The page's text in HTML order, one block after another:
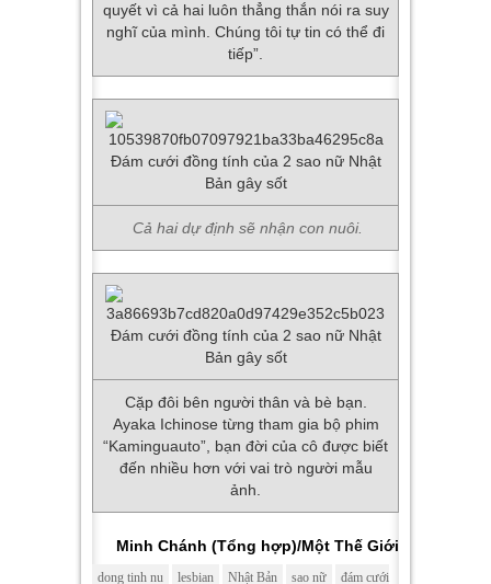
quyết vì cả hai luôn thẳng thắn nói ra suy
nghĩ của mình. Chúng tôi tự tin có thể đi
tiếp”.
Cả hai dự định sẽ nhận con nuôi.
Cặp đôi bên người thân và bè bạn.
Ayaka Ichinose từng tham gia bộ phim
“Kaminguauto”, bạn đời của cô được biết
đến nhiều hơn với vai trò người mẫu
ảnh.
Minh Chánh (Tổng hợp)/Một Thế Giới
dong tinh nu lesbian Nhật Bản sao nữ
đám cưới